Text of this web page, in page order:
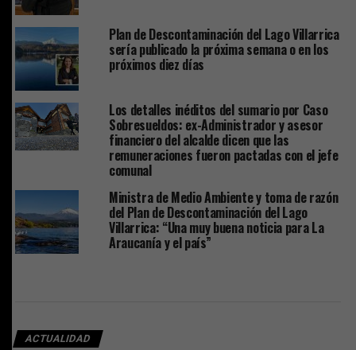
Plan de Descontaminación del Lago Villarrica
sería publicado la próxima semana o en los
próximos diez días
Los detalles inéditos del sumario por Caso
Sobresueldos: ex-Administrador y asesor
financiero del alcalde dicen que las
remuneraciones fueron pactadas con el jefe
comunal
Ministra de Medio Ambiente y toma de razón
del Plan de Descontaminación del Lago
Villarrica: “Una muy buena noticia para La
Araucanía y el país”
ACTUALIDAD